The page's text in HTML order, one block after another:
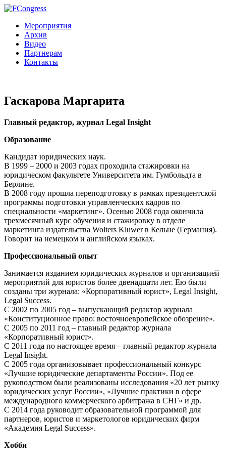
Мероприятия
Архив
Видео
Партнерам
Контакты
Гаскарова Маргарита
Главный редактор, журнал Legal Insight
Образование
Кандидат юридических наук.
В 1999 – 2000 и 2003 годах проходила стажировки на
юридическом факультете Университета им. Гумбольдта в
Берлине.
В 2008 году прошла переподготовку в рамках президентской
программы подготовки управленческих кадров по
специальности «маркетинг». Осенью 2008 года окончила
трехмесячный курс обучения и стажировку в отделе
маркетинга издательства Wolters Kluwer в Кельне (Германия).
Говорит на немецком и английском языках.
Профессиональный опыт
Занимается изданием юридических журналов и организацией
мероприятий для юристов более двенадцати лет. Ею были
созданы три журнала: «Корпоративный юрист», Legal Insight,
Legal Success.
С 2002 по 2005 год – выпускающий редактор журнала
«Конституционное право: восточноевропейское обозрение».
С 2005 по 2011 год – главный редактор журнала
«Корпоративный юрист».
С 2011 года по настоящее время – главный редактор журнала
Legal Insight.
С 2005 года организовывает профессиональный конкурс
«Лучшие юридические департаменты России». Под ее
руководством были реализованы исследования «20 лет рынку
юридических услуг России», «Лучшие практики в сфере
международного коммерческого арбитража в СНГ» и др.
С 2014 года руководит образовательной программой для
партнеров, юристов и маркетологов юридических фирм
«Академия Legal Success».
Хобби